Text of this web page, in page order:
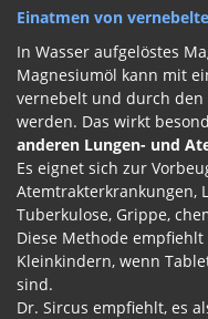
Einatmen von
In Wasser aufgelöstes
Magnesiumöl kann mit
vernebelt und durch
werden. Das wirkt
anderen Lungen- und
Es eignet sich zur
Atemtrakterkrankungen,
Tuberkulose, Grippe,
Diese Methode
Kleinkindern, wenn
sind.
Dr. Sircus empfiehlt, es